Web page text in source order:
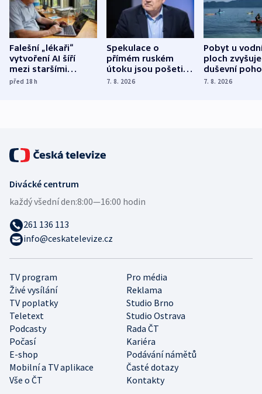
Falešní „lékaři“
vytvoření AI šíří
mezi staršími
Poláky nebezpečné
před 18h
Spekulace o
přímém ruském
útoku jsou pošetilé,
míní estonský
7. 8. 2026
Pobyt u
ploch zvyšuje
duševní
ukázala
7. 8. 2026
TV program
Pro média
Živé vysílání
Reklama
TV poplatky
Studio Brno
Teletext
Studio Ostrava
Podcasty
Rada ČT
Počasí
Kariéra
E-shop
Podávání námětů
Mobilní a TV aplikace
Časté dotazy
Vše o ČT
Kontakty
Divácké centrum
každý všední den:8:00—16:00 hodin
261 136 113
info@ceskatelevize.cz